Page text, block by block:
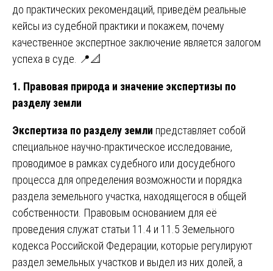
до практических рекомендаций, приведём реальные
кейсы из судебной практики и покажем, почему
качественное экспертное заключение является залогом
успеха в суде. 📍📐
1. Правовая природа и значение экспертизы по
разделу земли
Экспертиза по разделу земли представляет собой
специальное научно-практическое исследование,
проводимое в рамках судебного или досудебного
процесса для определения возможности и порядка
раздела земельного участка, находящегося в общей
собственности. Правовым основанием для её
проведения служат статьи 11.4 и 11.5 Земельного
кодекса Российской Федерации, которые регулируют
раздел земельных участков и выдел из них долей, а